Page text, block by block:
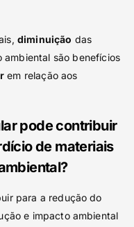
diminuição das
são benefícios
em relação aos
pode contribuir
de materiais
para a redução do
e impacto ambiental